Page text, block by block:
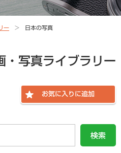
ー 日本の写真
・写真ライブラリー
お気に入りに追加
検索